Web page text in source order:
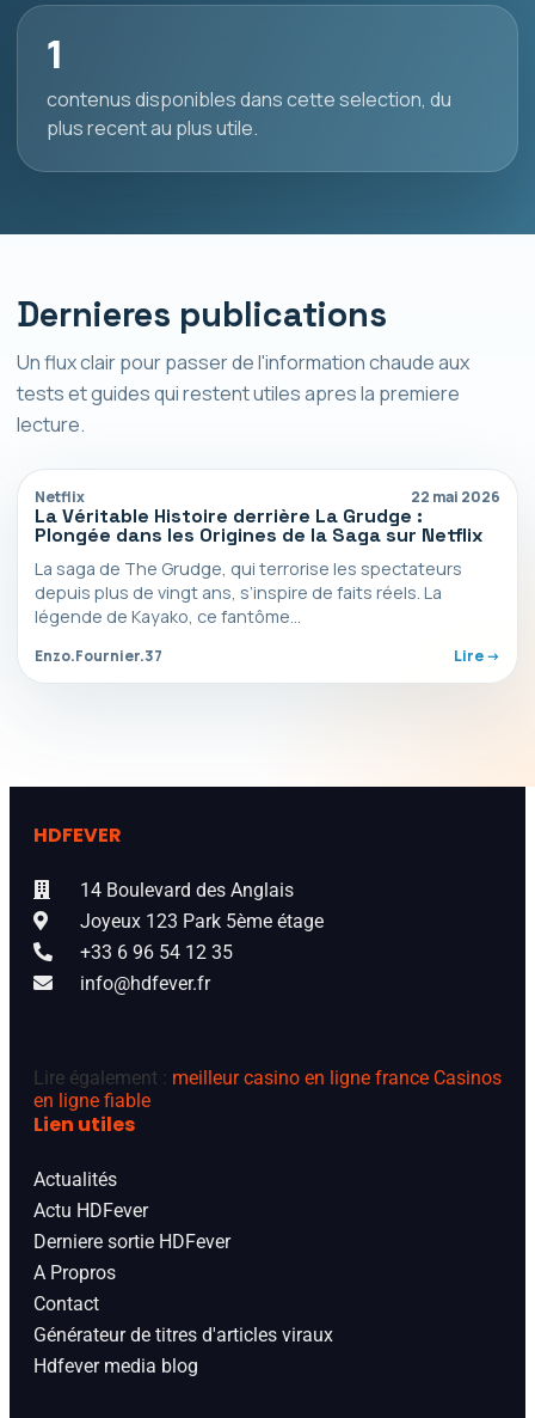
1
contenus disponibles dans cette selection, du
plus recent au plus utile.
Dernieres publications
Un flux clair pour passer de l'information chaude aux
tests et guides qui restent utiles apres la premiere
lecture.
Netflix 22 mai 2026
La Véritable Histoire derrière La Grudge :
Plongée dans les Origines de la Saga sur Netflix
La saga de The Grudge, qui terrorise les spectateurs
depuis plus de vingt ans, s’inspire de faits réels. La
légende de Kayako, ce fantôme…
Enzo.Fournier.37 Lire ->
HDFEVER
14 Boulevard des Anglais
Joyeux 123 Park 5ème étage
+33 6 96 54 12 35
info@hdfever.fr
Lire également : meilleur casino en ligne france Casinos
en ligne fiable
Lien utiles
Actualités
Actu HDFever
Derniere sortie HDFever
A Propros
Contact
Générateur de titres d'articles viraux
Hdfever media blog